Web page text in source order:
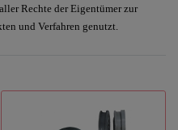
Rechte der Eigentümer zur
und Verfahren genutzt.